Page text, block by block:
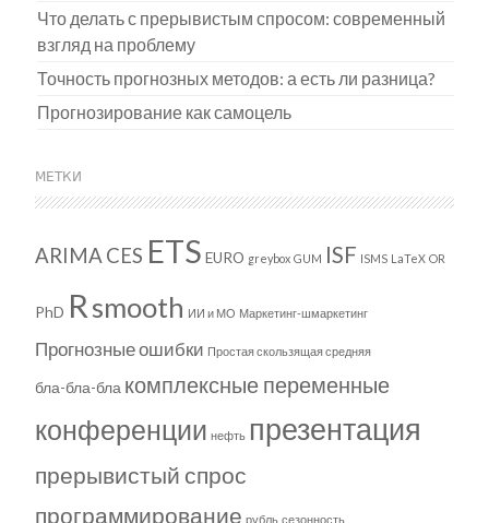
Что делать с прерывистым спросом: современный
взгляд на проблему
Точность прогнозных методов: а есть ли разница?
Прогнозирование как самоцель
МЕТКИ
ARIMA CES ETS EURO greybox GUM ISF ISMS LaTeX OR
PhD Rsmooth ИИ и МО Маркетинг-шмаркетинг
Прогнозные ошибки Простая скользящая средняя
бла-бла-бла комплексные переменные
конференции нефть презентация
прерывистый спрос
программирование рубль сезонность